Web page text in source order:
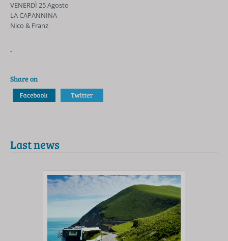
VENERDÌ 25 Agosto
LA CAPANNINA
Nico & Franz
-
Share on
Last news